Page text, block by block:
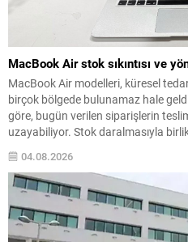
MacBook Air stok sıkıntısı ve
MacBook Air modelleri, küresel
birçok bölgede bulunamaz hale
göre, bugün verilen siparişlerin
uzayabiliyor. Stok daralmasıyla
daha güçlü olan temel MacBook
yönlendirme, bazı pazarlama
durumuna bağlı özel uyarılarla...
04.08.2026